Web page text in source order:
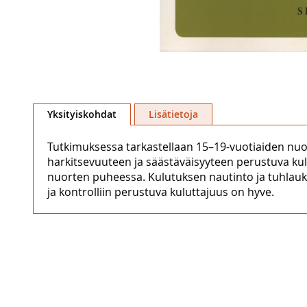
to
the
images
gallery
Yksityiskohdat
Tutkimuksessa tarkastellaan 15–19-vuotiaiden
harkitsevuuteen ja säästäväisyyteen perustuva
nuorten puheessa. Kulutuksen nautinto ja
ja kontrolliin perustuva kuluttajuus on hyve.
Lisätietoja